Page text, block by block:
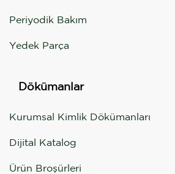
Periyodik Bakım
Yedek Parça
Dökümanlar
Kurumsal Kimlik Dökümanları
Dijital Katalog
Ürün Broşürleri